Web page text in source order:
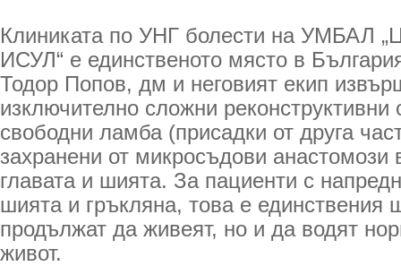
Клиниката по УНГ болести на УМБАЛ
ИСУЛ“ е единственото място в
Тодор Попов, дм и неговият екип
изключително сложни реконструктивни
свободни ламба (присадки от друга
захранени от микросъдови анастомози
главата и шията. За пациенти с
шията и гръкляна, това е единствения
продължат да живеят, но и да водят
живот.